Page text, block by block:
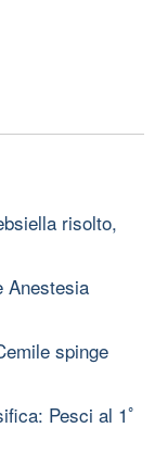
risolto,
Anestesia
spinge
Pesci al 1ﾟ